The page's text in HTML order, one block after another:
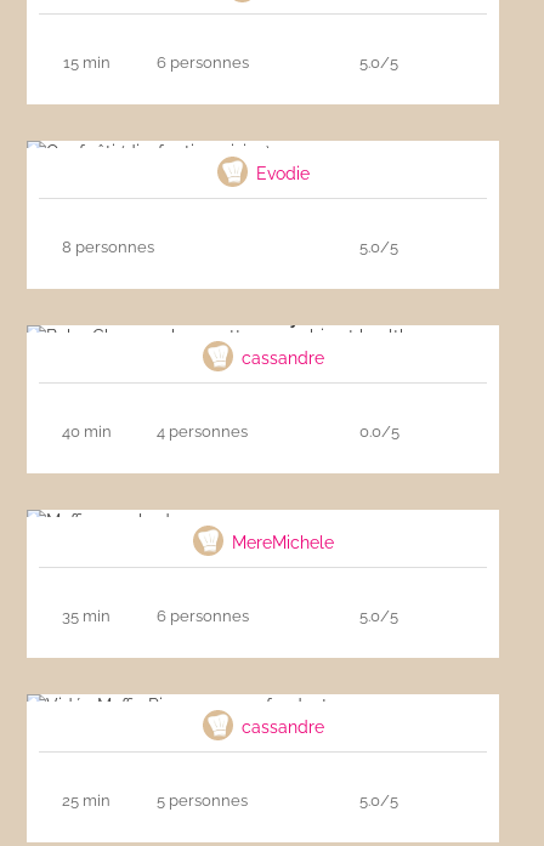
15 min 6 personnes 5.0/5
Evodie
8 personnes 5.0/5
Baba Ghanousch : recette vegan bio et
cassandre
40 min 4 personnes 0.0/5
MereMichele
35 min 6 personnes 5.0/5
cassandre
25 min 5 personnes 5.0/5